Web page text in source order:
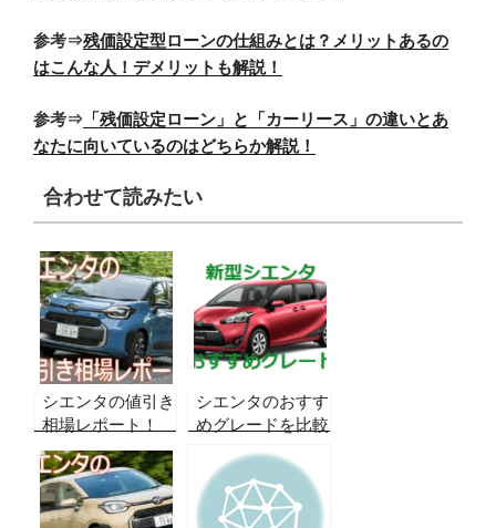
参考⇒残価設定型ローンの仕組みとは？メリットあるの
はこんな人！デメリットも解説！
参考⇒ 「残価設定ローン」と「カーリース」の違いとあ
なたに向いているのはどちらか解説！
合わせて読みたい
シエンタの値引き
相場レポート！
【どこよりも詳し
いグレード別！
2026年8月最新】
実販売データから
シエンタのおすす
めグレードを比較
ないために選んで
おきたいのは？